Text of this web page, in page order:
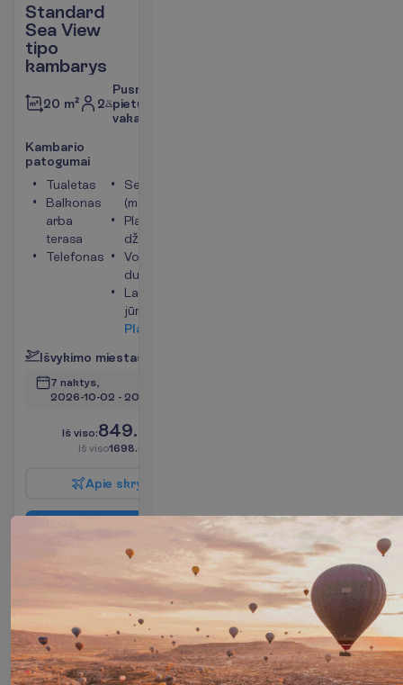
Standard
Sea View
tipo
kambarys
20 m² 2
Pusryčiai,
pietūs,
vakarienė
Kambario
patogumai
Tualetas
Balkonas
arba
terasa
Telefonas
Seifas
(mokama)
Plaukų
džiovintuvas
Vonia arba
dušas
Langai į
jūros pusę
Pla
Išvykimo miestas
7 naktys,
2026-10-02 - 2026-10-09
Iš viso:849.00
Iš viso1698.00
Apie skry